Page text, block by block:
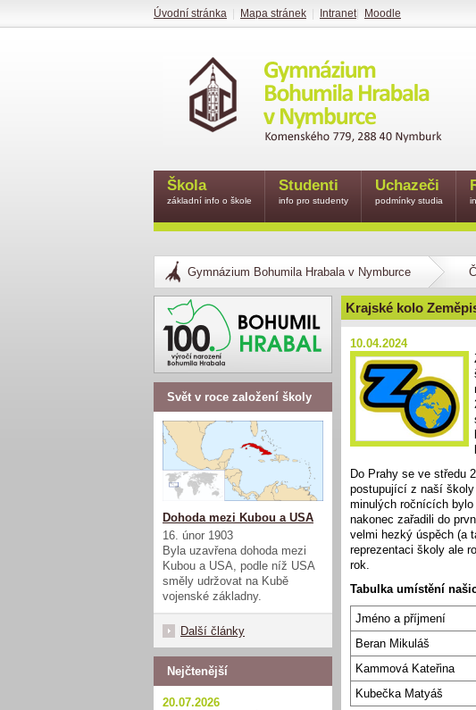
Gymnázium Bohumila Hrabala v Nymburce
Krajské kolo
10.04.2024
Do Prahy se ve středu
postupující z naší školy
minulých ročnících
nakonec zařadili do
velmi hezký úspěch (a
reprezentaci školy ale
rok.
Tabulka umístění
Jméno a příjmení
Beran Mikuláš
Kammová Kateřina
Kubečka Matyáš
Svět v roce založení školy
Dohoda mezi Kubou a USA
16. únor 1903
Byla uzavřena dohoda mezi
Kubou a USA, podle níž USA
směly udržovat na Kubě
vojenské základny.
Další články
Nejčtenější
20.07.2026
Škola
základní info o škole
Studenti
info pro studenty
Uchazeči
podmínky studia
Úvodní stránka Mapa stránek Intranet| Moodle